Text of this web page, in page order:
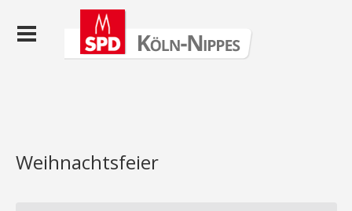
Weihnachtsfeier